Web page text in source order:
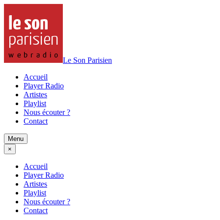
Le Son Parisien
Accueil
Player Radio
Artistes
Playlist
Nous écouter ?
Contact
Menu
×
Accueil
Player Radio
Artistes
Playlist
Nous écouter ?
Contact